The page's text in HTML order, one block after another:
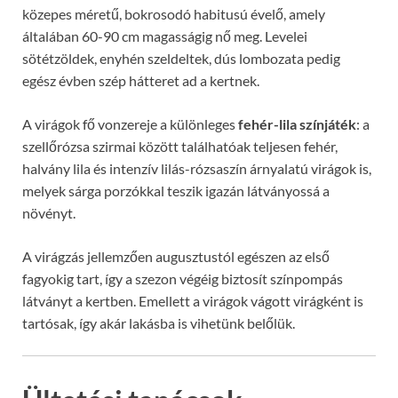
közepes méretű, bokrosodó habitusú évelő, amely
általában 60-90 cm magasságig nő meg. Levelei
sötétzöldek, enyhén szeldeltek, dús lombozata pedig
egész évben szép hátteret ad a kertnek.
A virágok fő vonzereje a különlegesfehér-lila színjáték: a
szellőrózsa szirmai között találhatóak teljesen fehér,
halvány lila és intenzív lilás-rózsaszín árnyalatú virágok is,
melyek sárga porzókkal teszik igazán látványossá a
növényt.
A virágzás jellemzően augusztustól egészen az első
fagyokig tart, így a szezon végéig biztosít színpompás
látványt a kertben. Emellett a virágok vágott virágként is
tartósak, így akár lakásba is vihetünk belőlük.